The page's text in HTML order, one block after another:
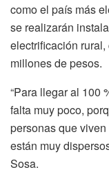
como el país más
se realizarán
electrificación
millones de pesos.
“Para llegar al 100
falta muy poco,
personas que
están muy
Sosa.